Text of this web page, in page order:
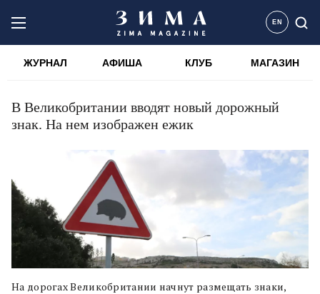
EN
ЖУРНАЛ АФИША КЛУБ МАГАЗИН
В Великобритании вводят новый дорожный
знак. На нем изображен ежик
На дорогах Великобритании начнут размещать знаки,